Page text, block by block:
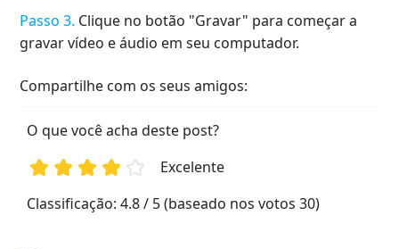
Passo 3. Clique no botão "Gravar" para começar a
gravar vídeo e áudio em seu computador.
Compartilhe com os seus amigos:
O que você acha deste post?
Excelente
Classificação: 4.8 / 5 (baseado nos votos 30)